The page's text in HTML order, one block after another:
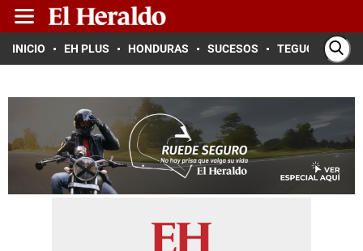
INICIO EH PLUS HONDURAS SUCESOS TEGUCIGALPA